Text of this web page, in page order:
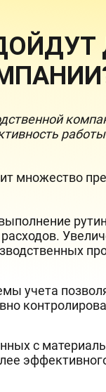
множество
учета
с